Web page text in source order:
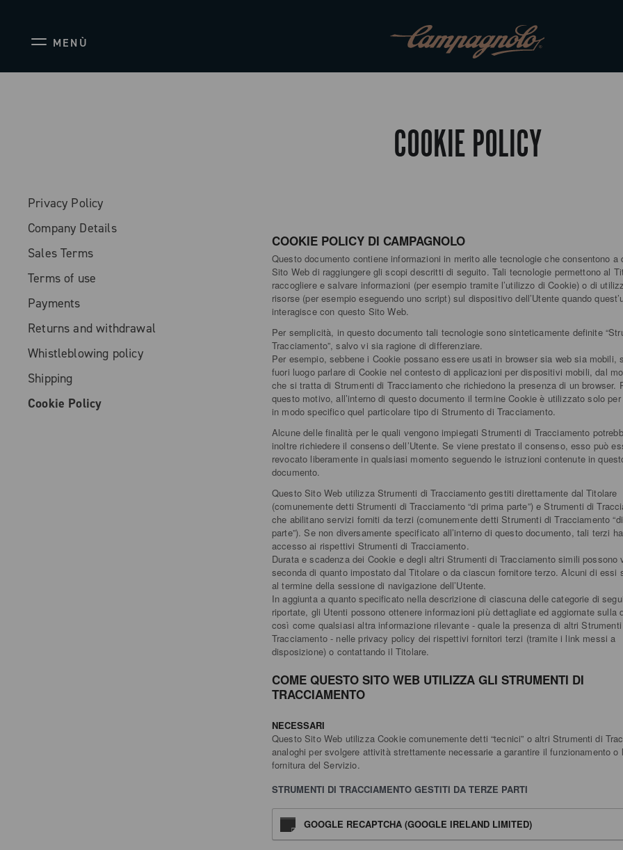
MENÙ
COOKIE POLICY
Privacy Policy
Company Details
Sales Terms
Terms of use
Payments
Returns and withdrawal
Whistleblowing policy
Shipping
Cookie Policy
COOKIE POLICY DI CAMPAGNOLO
Questo documento contiene informazioni in merito alle tecnologie che consentono a
Sito Web di raggiungere gli scopi descritti di seguito. Tali tecnologie permettono al
raccogliere e salvare informazioni (per esempio tramite l’utilizzo di Cookie) o di
risorse (per esempio eseguendo uno script) sul dispositivo dell’Utente quando
interagisce con questo Sito Web.
Per semplicità, in questo documento tali tecnologie sono sinteticamente definite
Tracciamento”, salvo vi sia ragione di differenziare.
Per esempio, sebbene i Cookie possano essere usati in browser sia web sia mobili,
fuori luogo parlare di Cookie nel contesto di applicazioni per dispositivi mobili, dal
che si tratta di Strumenti di Tracciamento che richiedono la presenza di un browser.
questo motivo, all’interno di questo documento il termine Cookie è utilizzato solo
in modo specifico quel particolare tipo di Strumento di Tracciamento.
Alcune delle finalità per le quali vengono impiegati Strumenti di Tracciamento
inoltre richiedere il consenso dell’Utente. Se viene prestato il consenso, esso può
revocato liberamente in qualsiasi momento seguendo le istruzioni contenute in
documento.
Questo Sito Web utilizza Strumenti di Tracciamento gestiti direttamente dal Titolare
(comunemente detti Strumenti di Tracciamento “di prima parte”) e Strumenti di
che abilitano servizi forniti da terzi (comunemente detti Strumenti di Tracciamento
parte”). Se non diversamente specificato all’interno di questo documento, tali terzi
accesso ai rispettivi Strumenti di Tracciamento.
Durata e scadenza dei Cookie e degli altri Strumenti di Tracciamento simili possono
seconda di quanto impostato dal Titolare o da ciascun fornitore terzo. Alcuni di essi
al termine della sessione di navigazione dell’Utente.
In aggiunta a quanto specificato nella descrizione di ciascuna delle categorie di
riportate, gli Utenti possono ottenere informazioni più dettagliate ed aggiornate sulla
così come qualsiasi altra informazione rilevante - quale la presenza di altri
Tracciamento - nelle privacy policy dei rispettivi fornitori terzi (tramite i link messi a
disposizione) o contattando il Titolare.
COME QUESTO SITO WEB UTILIZZA GLI STRUMENTI DI
TRACCIAMENTO
NECESSARI
Questo Sito Web utilizza Cookie comunemente detti “tecnici” o altri Strumenti di
analoghi per svolgere attività strettamente necessarie a garantire il funzionamento o
fornitura del Servizio.
STRUMENTI DI TRACCIAMENTO GESTITI DA TERZE PARTI
GOOGLE RECAPTCHA (GOOGLE IRELAND LIMITED)